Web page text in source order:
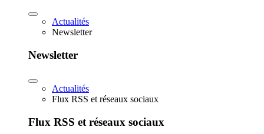
Actualités
Newsletter
Newsletter
Actualités
Flux RSS et réseaux sociaux
Flux RSS et réseaux sociaux